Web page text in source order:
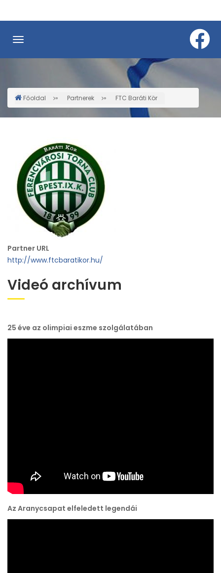
Morzsa
Főoldal Partnerek FTC Baráti Kör
Partner URL
http://www.ftcbaratikor.hu/
Videó archívum
25 éve az olimpiai eszme szolgálatában
Az Aranycsapat elfeledett legendái